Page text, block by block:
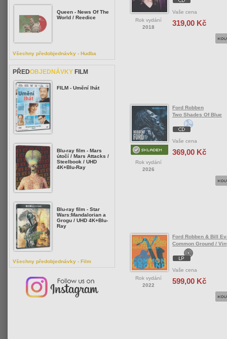
Rok vydání
2018
Vaše cena
319,00 Kč
Rok vydání
2026
Ford Robben
Two Shades Of Blue
Vaše cena
369,00 Kč
Rok vydání
2022
Ford Robben & Bill
Common Ground /
Vaše cena
599,00 Kč
Queen - News Of The
World / Reedice
Všechny předobjednávky - Hudba
PŘEDOBJEDNÁVKY FILM
FILM - Umění lhát
Blu-ray film - Mars
útočí / Mars Attacks /
Steelbook / UHD
4K+Blu-Ray
Blu-ray film - Star
Wars:Mandalorian a
Grogu / UHD 4K+Blu-
Ray
Všechny předobjednávky - Film